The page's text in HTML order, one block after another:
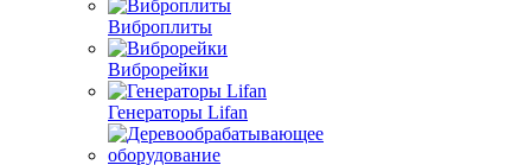
Виброплиты
Виброрейки
Генераторы Lifan